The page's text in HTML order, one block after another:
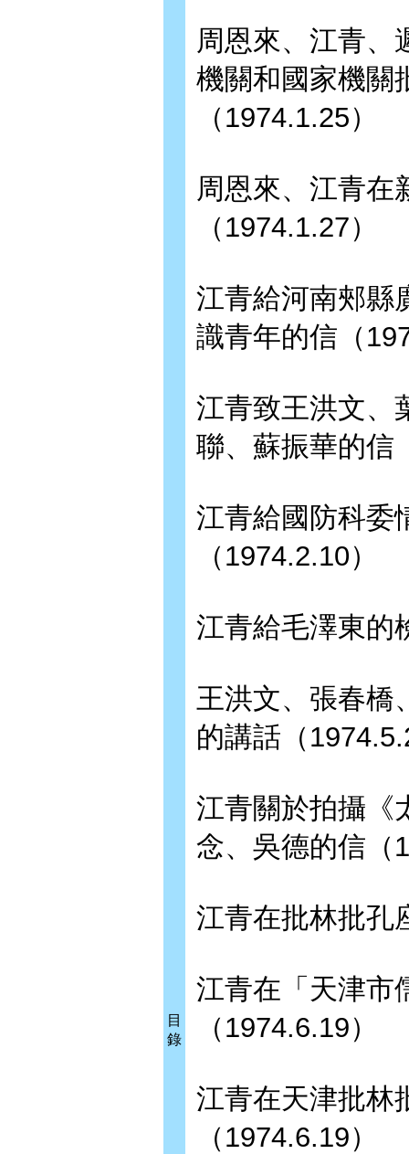
目
錄
周恩來、江青、
機關和國家機關
（1974.1.25）
周恩來、江青在
（1974.1.27）
江青給河南郟縣
識青年的信（
江青致王洪文、
聯、蘇振華的信
江青給國防科委
（1974.2.10）
江青給毛澤東的
王洪文、張春橋
的講話（
江青關於拍攝《
念、吳德的信（
江青在批林批孔
江青在「天津市
（1974.6.19）
江青在天津批林
（1974.6.19）